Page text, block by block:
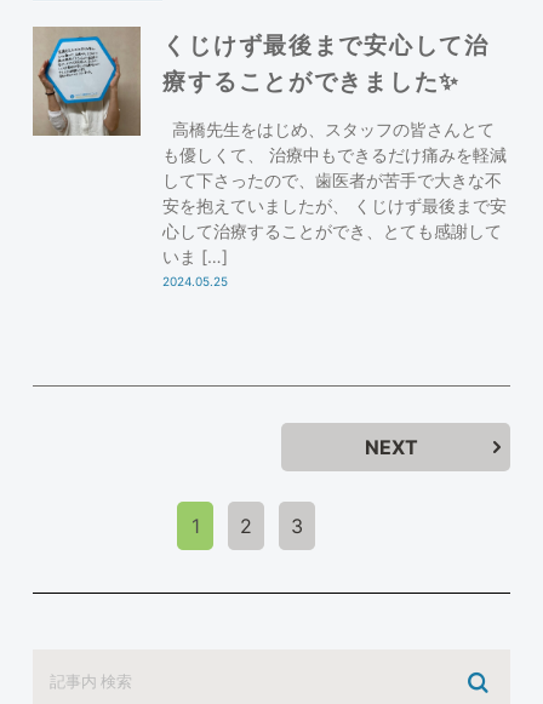
くじけず最後まで安心して治
療することができました✨
高橋先生をはじめ、スタッフの皆さんとて
も優しくて、 治療中もできるだけ痛みを軽減
して下さったので、歯医者が苦手で大きな不
安を抱えていましたが、 くじけず最後まで安
心して治療することができ、とても感謝して
いま […]
2024.05.25
1 2 3
NEXT